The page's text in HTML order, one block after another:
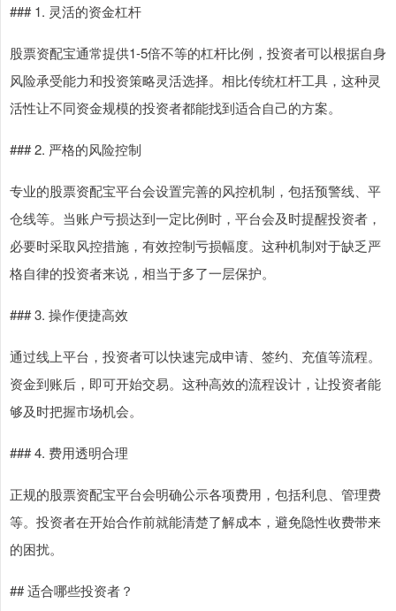
### 1. 灵活的资金杠杆
股票资配宝通常提供1-5倍不等的杠杆比例，投资者可以根据自身
风险承受能力和投资策略灵活选择。相比传统杠杆工具，这种灵
活性让不同资金规模的投资者都能找到适合自己的方案。
### 2. 严格的风险控制
专业的股票资配宝平台会设置完善的风控机制，包括预警线、平
仓线等。当账户亏损达到一定比例时，平台会及时提醒投资者，
必要时采取风控措施，有效控制亏损幅度。这种机制对于缺乏严
格自律的投资者来说，相当于多了一层保护。
### 3. 操作便捷高效
通过线上平台，投资者可以快速完成申请、签约、充值等流程。
资金到账后，即可开始交易。这种高效的流程设计，让投资者能
够及时把握市场机会。
### 4. 费用透明合理
正规的股票资配宝平台会明确公示各项费用，包括利息、管理费
等。投资者在开始合作前就能清楚了解成本，避免隐性收费带来
的困扰。
## 适合哪些投资者？